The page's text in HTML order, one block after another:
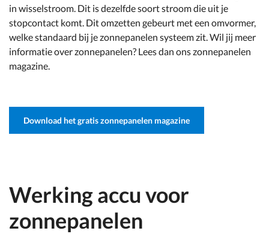
in wisselstroom. Dit is dezelfde soort stroom die uit je
stopcontact komt. Dit omzetten gebeurt met een omvormer,
welke standaard bij je zonnepanelen systeem zit. Wil jij meer
informatie over zonnepanelen? Lees dan ons zonnepanelen
magazine.
Download het gratis zonnepanelen magazine
Werking accu voor
zonnepanelen